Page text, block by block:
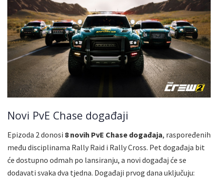
Novi PvE Chase događaji
Epizoda 2 donosi 8 novih PvE Chase događaja, raspoređenih
među disciplinama Rally Raid i Rally Cross. Pet događaja bit
će dostupno odmah po lansiranju, a novi događaj će se
dodavati svaka dva tjedna. Događaji prvog dana uključuju: